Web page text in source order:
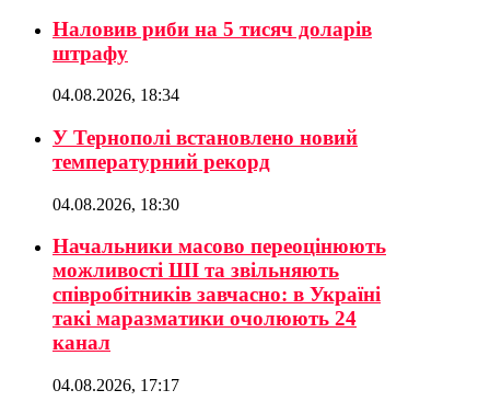
Наловив риби на 5 тисяч доларів
штрафу
04.08.2026, 18:34
У Тернополі встановлено новий
температурний рекорд
04.08.2026, 18:30
Начальники масово переоцінюють
можливості ШІ та звільняють
співробітників завчасно: в Україні
такі маразматики очолюють 24
канал
04.08.2026, 17:17